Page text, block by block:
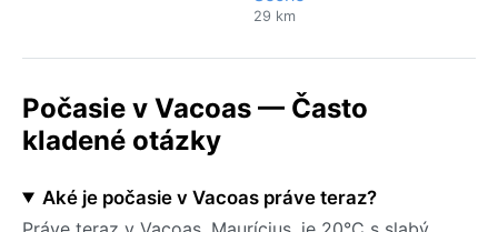
29 km
Počasie v Vacoas — Často
kladené otázky
Aké je počasie v Vacoas práve teraz?